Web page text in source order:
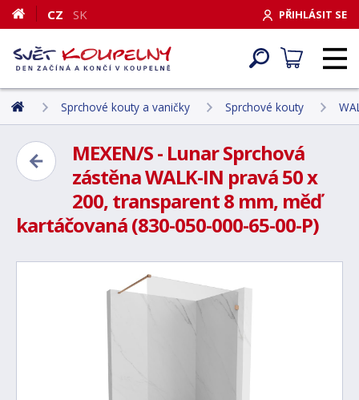
PŘIHLÁSIT SE
CZ SK
Sprchové kouty a vaničky Sprchové kouty
MEXEN/S - Lunar Sprchová
zástěna WALK-IN pravá 50 x
200, transparent 8 mm, měď
kartáčovaná (830-050-000-65-00-P)